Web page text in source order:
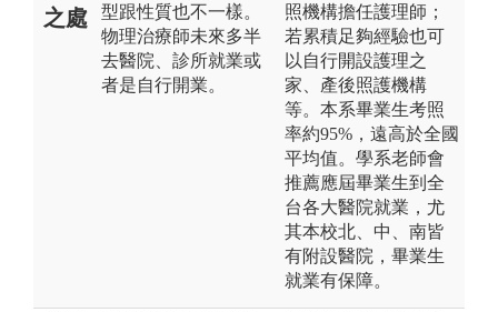
之處
型跟性質也不一樣。
物理治療師未來多半
去醫院、診所就業或
者是自行開業。
照機構擔任護理師；
若累積足夠經驗也可
以自行開設護理之
家、產後照護機構
等。本系畢業生考照
率約95%，遠高於全國
平均值。學系老師會
推薦應屆畢業生到全
台各大醫院就業，尤
其本校北、中、南皆
有附設醫院，畢業生
就業有保障。